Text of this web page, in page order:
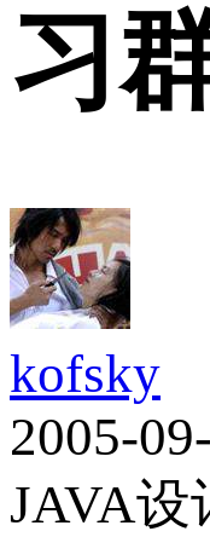
习
kofsky
2005-
JAVA设